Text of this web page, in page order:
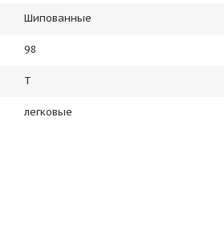
Шипованные
98
T
легковые